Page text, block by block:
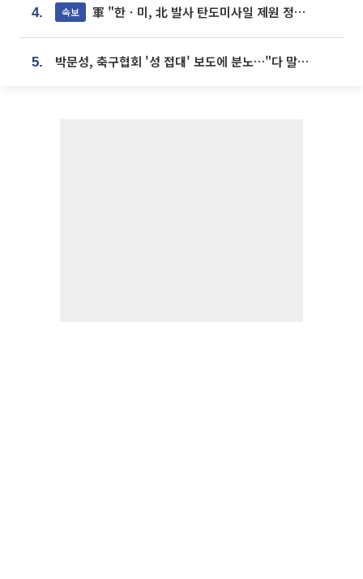
4. 속보 軍 "한ㆍ미, 北 발사 탄도미사일 제원 정밀분석 중"
5. 박문성, 축구협회 '성 접대' 보도에 분노…"다 말아먹으려고 작정했나"